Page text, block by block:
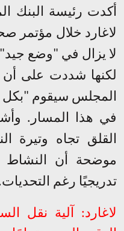
أكدت رئيسة البنك
لاغارد خلال مؤتمر
لا يزال في "وضع
لكنها شددت على أن
المجلس سيقوم "بكل
في هذا المسار.
القلق تجاه وتيرة
موضحة أن النشاط
تدريجيًا رغم التحديات
لاغارد: آلية نقل